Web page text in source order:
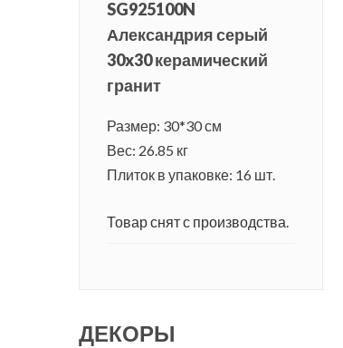
SG925100N
Александрия серый
30x30 керамический
гранит
Размер: 30*30 см
Вес: 26.85 кг
Плиток в упаковке: 16 шт.
Товар снят с производства.
ДЕКОРЫ